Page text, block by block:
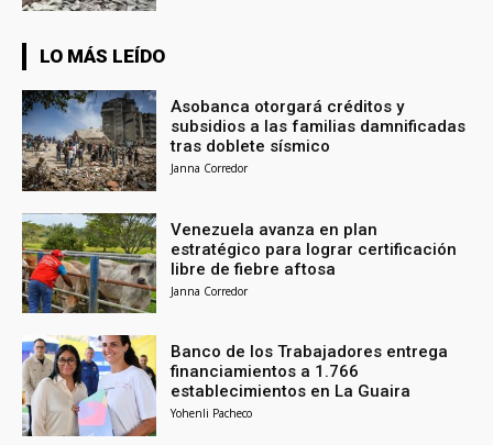
LO MÁS LEÍDO
Asobanca otorgará créditos y
subsidios a las familias damnificadas
tras doblete sísmico
Janna Corredor
Venezuela avanza en plan
estratégico para lograr certificación
libre de fiebre aftosa
Janna Corredor
Banco de los Trabajadores entrega
financiamientos a 1.766
establecimientos en La Guaira
Yohenli Pacheco